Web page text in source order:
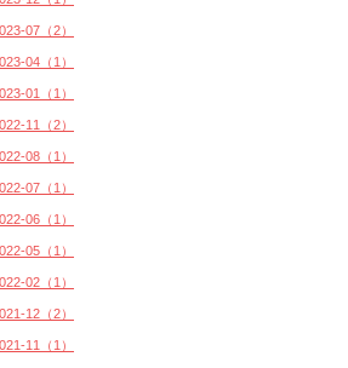
07（2）
04（1）
01（1）
11（2）
08（1）
07（1）
06（1）
05（1）
02（1）
12（2）
11（1）